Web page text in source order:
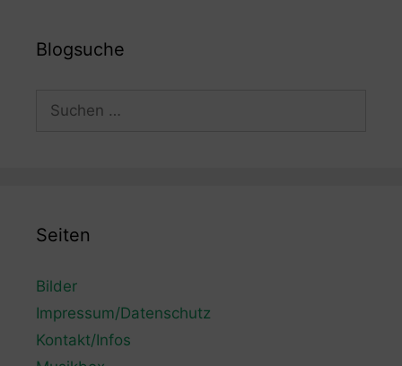
Blogsuche
nach:
Seiten
Bilder
Impressum/Datenschutz
Kontakt/Infos